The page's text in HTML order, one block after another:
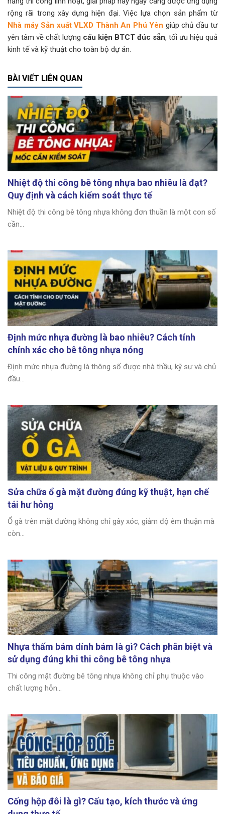
rộng rãi trong xây dựng hiện đại. Việc lựa chọn sản phẩm từ
Nhà máy Sản xuất VLXD Thành An Phú Yên giúp chủ đầu tư
yên tâm về chất lượng cấu kiện BTCT đúc sẵn, tối ưu hiệu quả
kinh tế và kỹ thuật cho toàn bộ dự án.
BÀI VIẾT LIÊN QUAN
Nhiệt độ thi công bê tông nhựa bao nhiêu là đạt?
Quy định và cách kiểm soát thực tế
Nhiệt độ thi công bê tông nhựa không đơn thuần là một con số
cần...
Định mức nhựa đường là bao nhiêu? Cách tính
chính xác cho bê tông nhựa nóng
Định mức nhựa đường là thông số được nhà thầu, kỹ sư và chủ
đầu...
Sửa chữa ổ gà mặt đường đúng kỹ thuật, hạn chế
tái hư hỏng
Ổ gà trên mặt đường không chỉ gây xóc, giảm độ êm thuận mà
còn...
Nhựa thấm bám dính bám là gì? Cách phân biệt và
sử dụng đúng khi thi công bê tông nhựa
Thi công mặt đường bê tông nhựa không chỉ phụ thuộc vào
chất lượng hỗn...
Cống hộp đôi là gì? Cấu tạo, kích thước và ứng